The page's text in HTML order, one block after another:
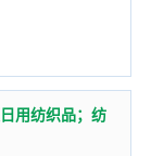
用纺织品；纺